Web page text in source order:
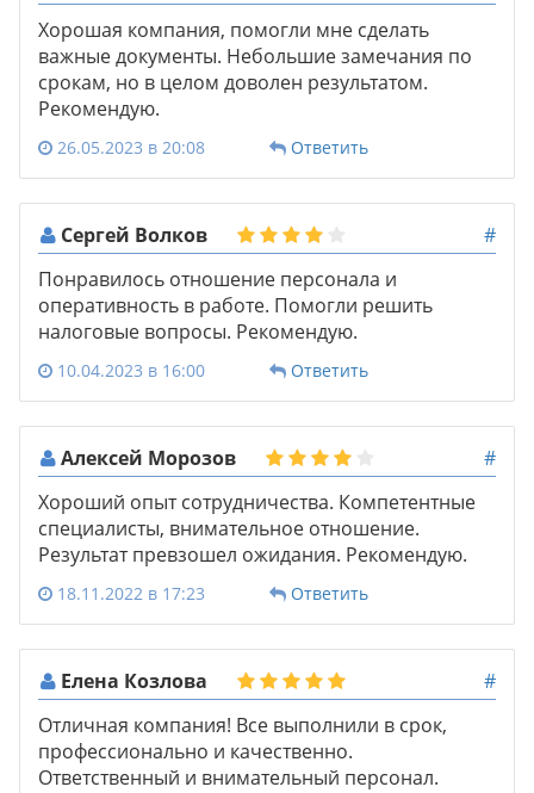
Хорошая компания, помогли мне сделать
важные документы. Небольшие замечания по
срокам, но в целом доволен результатом.
Рекомендую.
26.05.2023 в 20:08 Ответить
Сергей Волков
#
Понравилось отношение персонала и
оперативность в работе. Помогли решить
налоговые вопросы. Рекомендую.
10.04.2023 в 16:00 Ответить
Алексей Морозов
#
Хороший опыт сотрудничества. Компетентные
специалисты, внимательное отношение.
Результат превзошел ожидания. Рекомендую.
18.11.2022 в 17:23 Ответить
Елена Козлова
#
Отличная компания! Все выполнили в срок,
профессионально и качественно.
Ответственный и внимательный персонал.